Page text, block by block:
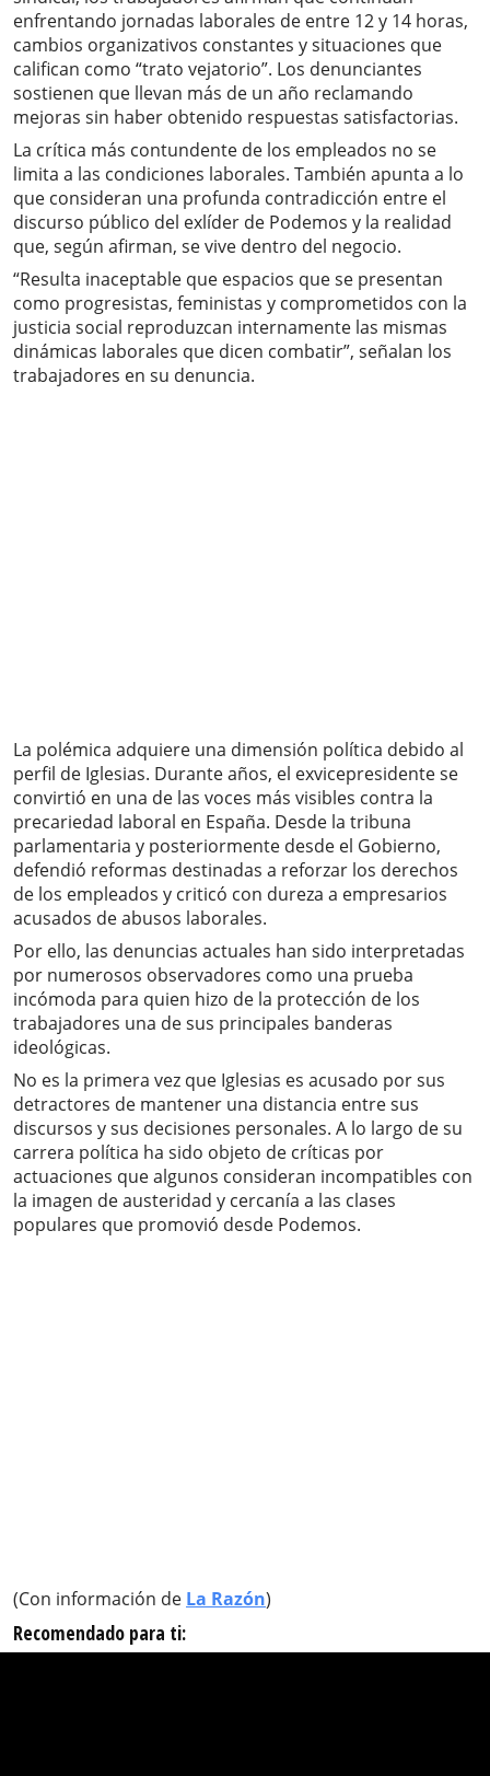
enfrentando jornadas laborales de entre 12 y 14 horas,
cambios organizativos constantes y situaciones que
califican como “trato vejatorio”. Los denunciantes
sostienen que llevan más de un año reclamando
mejoras sin haber obtenido respuestas satisfactorias.
La crítica más contundente de los empleados no se
limita a las condiciones laborales. También apunta a lo
que consideran una profunda contradicción entre el
discurso público del exlíder de Podemos y la realidad
que, según afirman, se vive dentro del negocio.
“Resulta inaceptable que espacios que se presentan
como progresistas, feministas y comprometidos con la
justicia social reproduzcan internamente las mismas
dinámicas laborales que dicen combatir”, señalan los
trabajadores en su denuncia.
La polémica adquiere una dimensión política debido al
perfil de Iglesias. Durante años, el exvicepresidente se
convirtió en una de las voces más visibles contra la
precariedad laboral en España. Desde la tribuna
parlamentaria y posteriormente desde el Gobierno,
defendió reformas destinadas a reforzar los derechos
de los empleados y criticó con dureza a empresarios
acusados de abusos laborales.
Por ello, las denuncias actuales han sido interpretadas
por numerosos observadores como una prueba
incómoda para quien hizo de la protección de los
trabajadores una de sus principales banderas
ideológicas.
No es la primera vez que Iglesias es acusado por sus
detractores de mantener una distancia entre sus
discursos y sus decisiones personales. A lo largo de su
carrera política ha sido objeto de críticas por
actuaciones que algunos consideran incompatibles con
la imagen de austeridad y cercanía a las clases
populares que promovió desde Podemos.
(Con información de La Razón)
Recomendado para ti: